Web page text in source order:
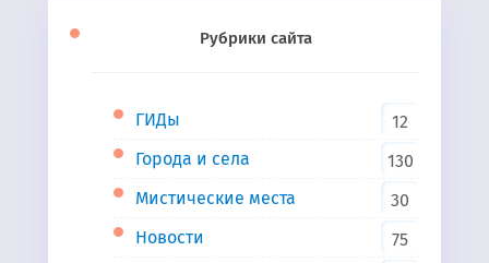
Рубрики сайта
ГИДы
12
Города и села
130
Мистические места
30
Новости
75